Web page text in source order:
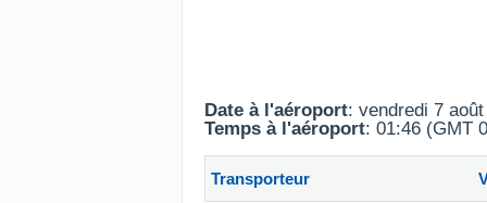
Date à l'aéroport: vendredi 7
Temps à l'aéroport: 01:46 (GMT
Transporteur